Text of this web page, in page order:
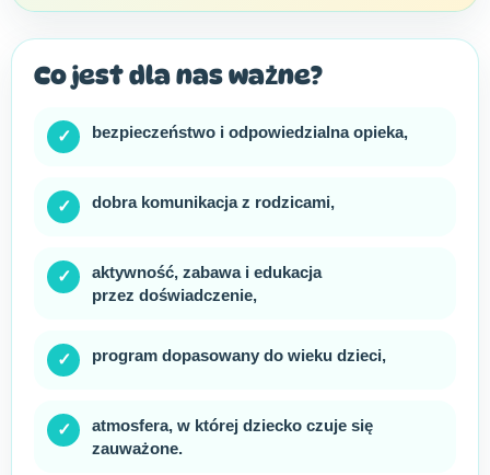
Co jest dla nas ważne?
✓ bezpieczeństwo i odpowiedzialna opieka,
✓ dobra komunikacja z rodzicami,
✓
aktywność, zabawa i edukacja
przez doświadczenie,
✓ program dopasowany do wieku dzieci,
✓
atmosfera, w której dziecko czuje się
zauważone.